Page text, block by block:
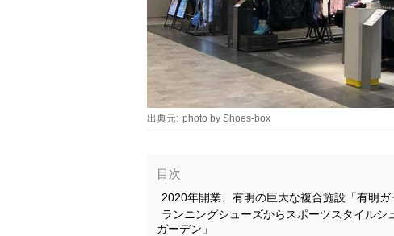
出典元: photo by Shoes-box
目次
2020年開業、有明の巨大な複合施設「有明ガ
ランニングシューズからスポーツスタイル
ガーデン」